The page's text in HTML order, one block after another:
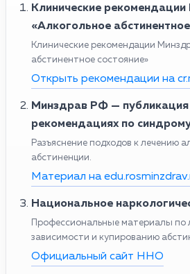
Клинические
«Алкогольное
Клинические рекомендации
абстинентное состояние»
Открыть рекомендации на
Минздрав РФ — публикация
рекомендациях по
Разъяснение подходов к лечению
абстиненции.
Материал на
Национальное
Профессиональные материалы по
зависимости и купированию
Официальный сайт ННО